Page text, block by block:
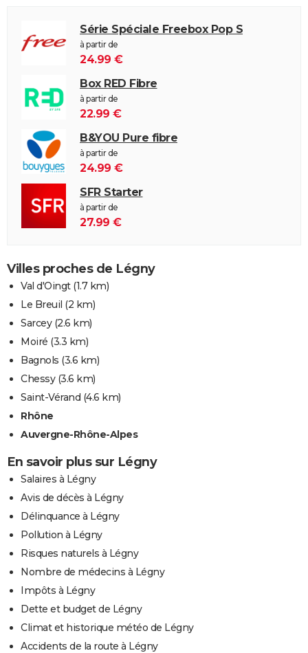
Série Spéciale Freebox Pop S
à partir de
24.99 €
Box RED Fibre
à partir de
22.99 €
B&YOU Pure fibre
à partir de
24.99 €
SFR Starter
à partir de
27.99 €
Villes proches de Légny
Val d'Oingt(1.7 km)
Le Breuil (2 km)
Sarcey(2.6 km)
Moiré (3.3 km)
Bagnols (3.6 km)
Chessy(3.6 km)
Saint-Vérand (4.6 km)
Rhône
Auvergne-Rhône-Alpes
En savoir plus sur Légny
Salaires à Légny
Avis de décès à Légny
Délinquance à Légny
Pollution à Légny
Risques naturels à Légny
Nombre de médecins à Légny
Impôts à Légny
Dette et budget de Légny
Climat et historique météo de Légny
Accidents de la route à Légny